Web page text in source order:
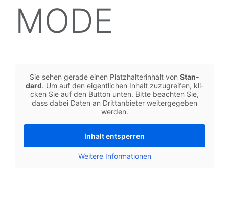
MODE
Sie sehen gerade einen Platz­hal­ter­in­halt von Stan­
dard. Um auf den eigent­li­chen Inhalt zuzu­grei­fen, kli­
cken Sie auf den Button unten. Bitte beach­ten Sie,
dass dabei Daten an Dritt­an­bie­ter wei­ter­ge­ge­ben
werden.
Inhalt ent­sper­ren
Wei­te­re Infor­ma­tio­nen